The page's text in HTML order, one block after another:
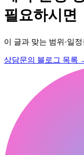
필요하시면
이 글과 맞는 범위·일
상담문의 블로그 목록